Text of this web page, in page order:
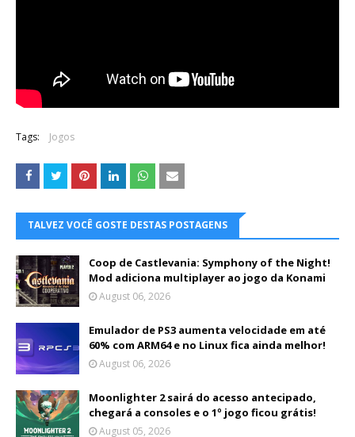
Tags: Jogos
TALVEZ VOCÊ GOSTE DESTAS POSTAGENS
Coop de Castlevania: Symphony of the Night!
Mod adiciona multiplayer ao jogo da Konami
August 06, 2026
Emulador de PS3 aumenta velocidade em até
60% com ARM64 e no Linux fica ainda melhor!
August 06, 2026
Moonlighter 2 sairá do acesso antecipado,
chegará a consoles e o 1º jogo ficou grátis!
August 05, 2026